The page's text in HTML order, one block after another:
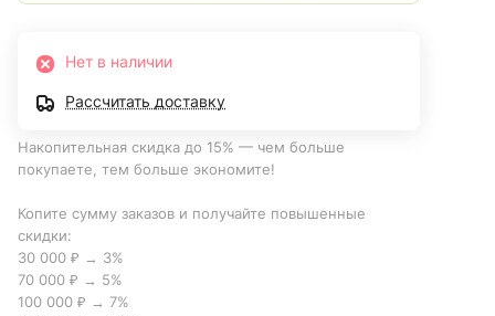
Нет в наличии
Рассчитать доставку
Накопительная скидка до 15% — чем больше
покупаете, тем больше экономите!
Копите сумму заказов и получайте повышенные
скидки:
30 000 ₽ → 3%
70 000 ₽ → 5%
100 000 ₽ → 7%